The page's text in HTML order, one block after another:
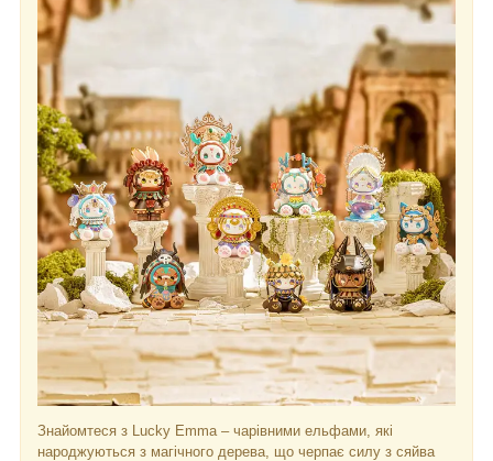
Знайомтеся з Lucky Emma – чарівними ельфами, які
народжуються з магічного дерева, що черпає силу з сяйва